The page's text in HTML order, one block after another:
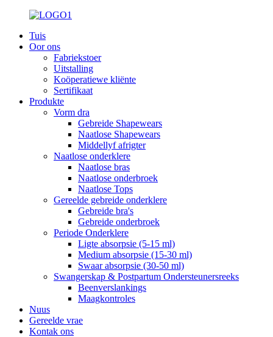
Tuis
Oor ons
Fabriekstoer
Uitstalling
Koöperatiewe kliënte
Sertifikaat
Produkte
Vorm dra
Gebreide Shapewears
Naatlose Shapewears
Middellyf afrigter
Naatlose onderklere
Naatlose bras
Naatlose onderbroek
Naatlose Tops
Gereelde gebreide onderklere
Gebreide bra's
Gebreide onderbroek
Periode Onderklere
Ligte absorpsie (5-15 ml)
Medium absorpsie (15-30 ml)
Swaar absorpsie (30-50 ml)
Swangerskap & Postpartum Ondersteunersreeks
Beenverslankings
Maagkontroles
Nuus
Gereelde vrae
Kontak ons